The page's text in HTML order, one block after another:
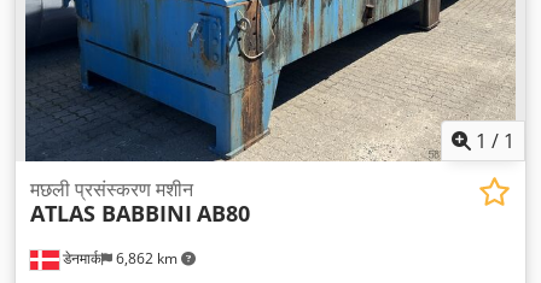
1 / 1
डेनमार्क 6,862 km
मछली प्रसंस्करण मशीन
ATLAS BABBINI AB80